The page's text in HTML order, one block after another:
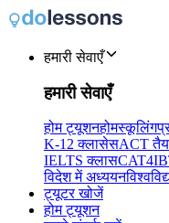
हमारी सेवाएँ
हमारी सेवाएँ
होम ट्यूशनहोमस्कूलिंग
K-12 क्लासेसACT
IELTS क्लासCAT4IB
विदेश में अध्ययन
ट्यूटर खोजें
होम ट्यूशन